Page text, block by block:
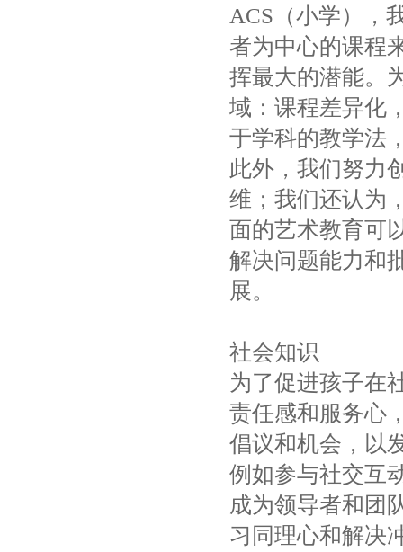
ACS（小学），
者为中心的课程
挥最大的潜能。
域：课程差异化
于学科的教学法
此外，我们努力
维；我们还认为
面的艺术教育可
解决问题能力和
展。
社会知识
为了促进孩子在
责任感和服务心
倡议和机会，以
例如参与社交互
成为领导者和团
习同理心和解决